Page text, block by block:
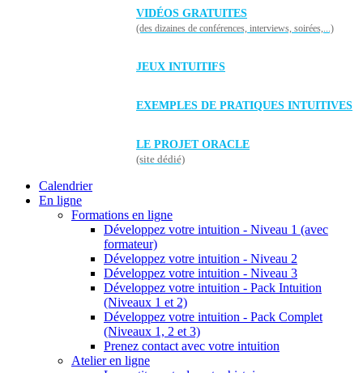
VIDÉOS GRATUITES
(des dizaines de conférences, interviews, soirées,...)
JEUX INTUITIFS
EXEMPLES DE PRATIQUES INTUITIVES
LE PROJET ORACLE
(site dédié)
Calendrier
En ligne
Formations en ligne
Développez votre intuition - Niveau 1 (avec
formateur)
Développez votre intuition - Niveau 2
Développez votre intuition - Niveau 3
Développez votre intuition - Pack Intuition
(Niveaux 1 et 2)
Développez votre intuition - Pack Complet
(Niveaux 1, 2 et 3)
Prenez contact avec votre intuition
Atelier en ligne